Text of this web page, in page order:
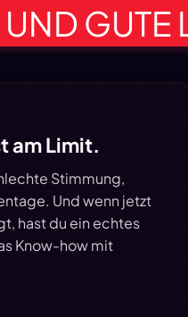
GUTE
am Limit.
Stimmung,
Und wenn jetzt
hast du ein echtes
Know-how mit